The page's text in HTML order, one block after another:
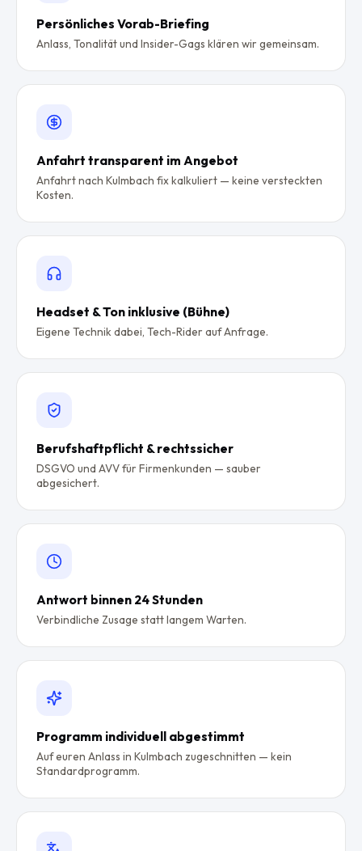
Persönliches Vorab-Briefing
Anlass, Tonalität und Insider-Gags klären wir gemeinsam.
Anfahrt transparent im Angebot
Anfahrt nach Kulmbach fix kalkuliert — keine versteckten
Kosten.
Headset & Ton inklusive (Bühne)
Eigene Technik dabei, Tech-Rider auf Anfrage.
Berufshaftpflicht & rechtssicher
DSGVO und AVV für Firmenkunden — sauber
abgesichert.
Antwort binnen 24 Stunden
Verbindliche Zusage statt langem Warten.
Programm individuell abgestimmt
Auf euren Anlass in Kulmbach zugeschnitten — kein
Standardprogramm.